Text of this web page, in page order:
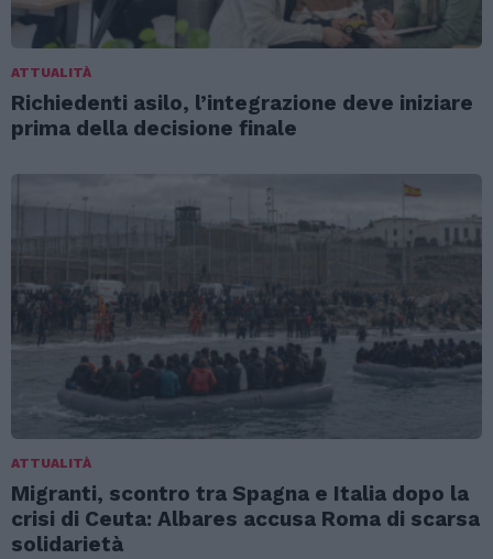
ATTUALITÀ
Richiedenti asilo, l’integrazione deve iniziare
prima della decisione finale
ATTUALITÀ
Migranti, scontro tra Spagna e Italia dopo la
crisi di Ceuta: Albares accusa Roma di scarsa
solidarietà